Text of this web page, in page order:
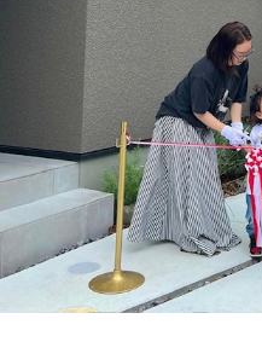
GALLERY
施工ギャラリー
STAFF BLOG
スタッフブログ
COMPANY
会社情報